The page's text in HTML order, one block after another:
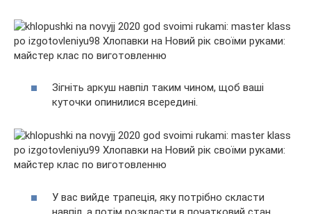
Зігніть аркуш навпіл таким чином, щоб ваші
куточки опинилися всередині.
У вас вийде трапеція, яку потрібно скласти